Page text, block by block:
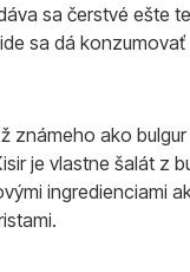
sa čerstvé ešte
sa dá
známeho ako
je vlastne šalát z
ingredienciami